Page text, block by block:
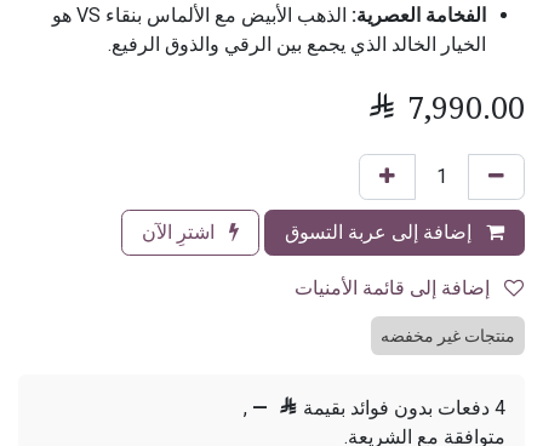
الفخامة العصرية:
الذهب الأبيض مع الألماس بنقاء VS هو
الخيار الخالد الذي يجمع بين الرقي والذوق الرفيع.
 7,990.00
إضافة إلى عربة التسوق اشترِ الآن
منتجات غير مخفضه
4 دفعات بدون فوائد بقيمة 
—
,
متوافقة مع الشريعة.